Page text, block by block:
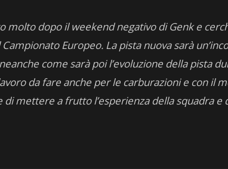
molto dopo il weekend negativo di Genk e
Europeo. La pista nuova sarà
come sarà poi l’evoluzione della pista
da fare anche per le carburazioni e con il
mettere a frutto l’esperienza della squadra